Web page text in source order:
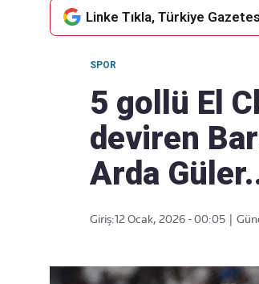
akışımıza ulaşın
Linke Tıkla, Türkiye
SPOR
5 gollü El
deviren
Arda
Giriş:12 Ocak, 2026 - 00:05